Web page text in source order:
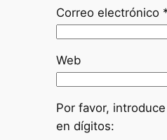
Correo electrónico
Web
Por favor,
en dígitos: